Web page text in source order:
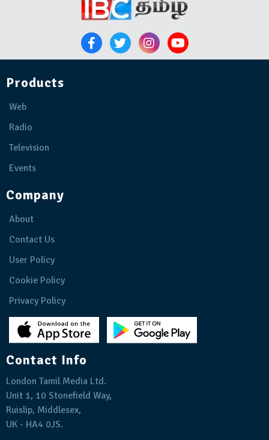
Products
Web
Radio
Television
Events
Company
About
Contact Us
User Policy
Cookie Policy
Privacy Policy
Contact Info
London Tamil Media Ltd.
Unit 1, 10 Stonefield Way,
Ruislip, Middlesex,
UK - HA4 0JS.